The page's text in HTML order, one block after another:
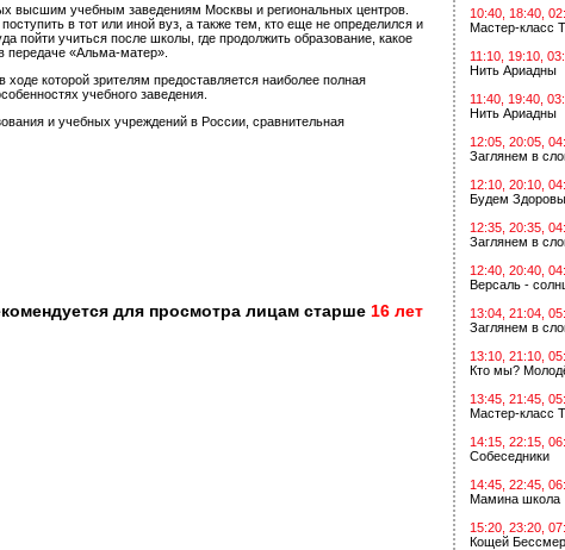
высшим учебным заведениям Москвы и региональных центров.
в тот или иной вуз, а также тем, кто еще не определился и
пойти учиться после школы, где продолжить образование, какое
передаче «Альма-матер».
которой зрителям предоставляется наиболее полная
учебного заведения.
и учебных учреждений в России, сравнительная
для просмотра лицам старше 16 лет
10:40, 18:40,
Мастер-класс
11:10, 19:10,
Нить Ариадны
11:40, 19:40,
Нить Ариадны
12:05, 20:05,
Заглянем в
12:10, 20:10,
Будем
12:35, 20:35,
Заглянем в
12:40, 20:40,
Версаль -
13:04, 21:04,
Заглянем в
13:10, 21:10,
Кто мы?
13:45, 21:45,
Мастер-класс
14:15, 22:15,
Собеседники
14:45, 22:45,
Мамина школа
15:20, 23:20,
Кощей